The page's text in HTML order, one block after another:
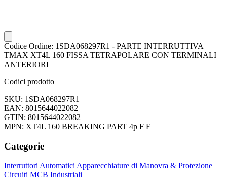
Codice Ordine: 1SDA068297R1 - PARTE INTERRUTTIVA
TMAX XT4L 160 FISSA TETRAPOLARE CON TERMINALI
ANTERIORI
Codici prodotto
SKU: 1SDA068297R1
EAN: 8015644022082
GTIN: 8015644022082
MPN: XT4L 160 BREAKING PART 4p F F
Categorie
Interruttori Automatici Apparecchiature di Manovra & Protezione
Circuiti MCB Industriali